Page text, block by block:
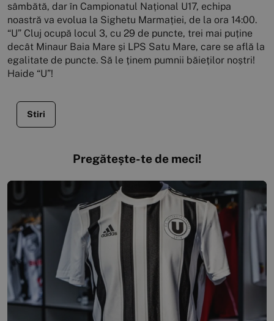
sâmbătă, dar în Campionatul Național U17, echipa
noastră va evolua la Sighetu Marmației, de la ora 14:00.
“U” Cluj ocupă locul 3, cu 29 de puncte, trei mai puține
decât Minaur Baia Mare și LPS Satu Mare, care se află la
egalitate de puncte. Să le ținem pumnii băieților noștri!
Haide “U”!
Stiri
Pregătește-te de meci!